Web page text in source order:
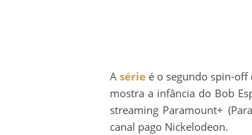
A série é o segundo spin-
mostra a infância do Bob
streaming Paramount+
canal pago Nickelodeon.